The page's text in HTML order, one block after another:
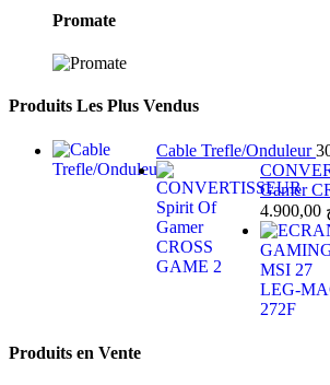
Promate
Produits Les Plus Vendus
Cable Trefle/Onduleur
Gamer
Produits en Vente